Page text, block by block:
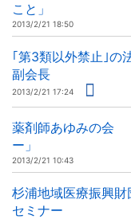
こと」
2013/2/21 18:50
｢第3類以外禁止｣
副会長
2013/2/21 17:24
薬剤師あゆみの会
ー」
2013/2/21 10:43
杉浦地域医療振興
セミナー